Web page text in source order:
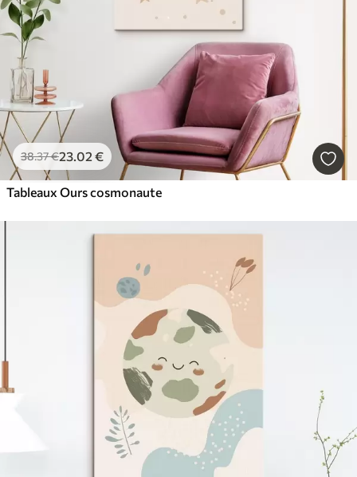
38.37€23.02 €
Tableaux Ours cosmonaute